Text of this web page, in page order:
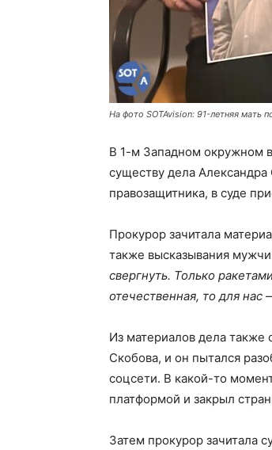
На фото SOTAvision: 91-летняя мать
В 1-м Западном окружном
существу дела
правозащитника, в суде
Прокурор зачитала
также высказывания
свергнуть. Только
отечественная, то для нас
Из материалов дела также
Скобова, и он пытался
соцсети. В какой-то
платформой и закрыл
Затем прокурор зачитала